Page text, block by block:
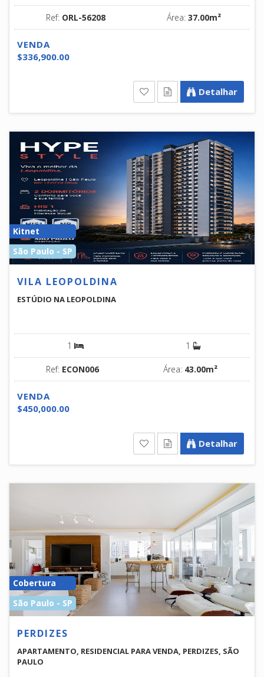
Ref: ORL-56208 Área: 37.00m²
VENDA
$336,900.00
Detalhar
Kitnet
São Paulo - SP
VILA LEOPOLDINA
ESTÚDIO NA LEOPOLDINA
1 1
Ref: ECON006 Área: 43.00m²
VENDA
$450,000.00
Detalhar
Cobertura
São Paulo - SP
PERDIZES
APARTAMENTO, RESIDENCIAL PARA VENDA, PERDIZES, SÃO
PAULO